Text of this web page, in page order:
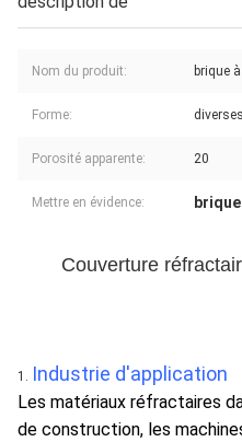
Nom du produit: brique
Forme: diverses
Porosité apparente: 20
Mettre en évidence:
Couverture
1. Industrie d'application
Les matériaux réfractaires
de construction, les